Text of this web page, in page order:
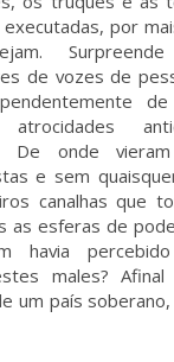
por
de vozes de
De onde
e sem
canalhas que
as esferas de
havia
males?
um país